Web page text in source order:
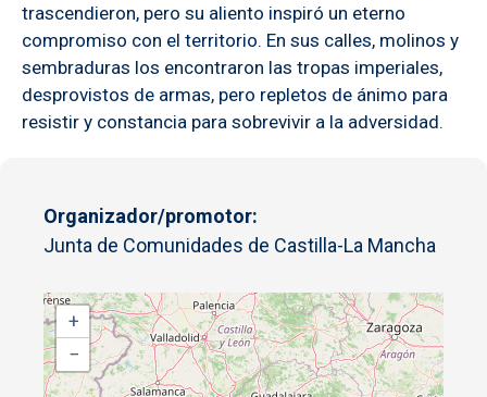
trascendieron, pero su aliento inspiró un eterno
compromiso con el territorio. En sus calles, molinos y
sembraduras los encontraron las tropas imperiales,
desprovistos de armas, pero repletos de ánimo para
resistir y constancia para sobrevivir a la adversidad.
Organizador/promotor
Junta de Comunidades de Castilla-La Mancha
+
−